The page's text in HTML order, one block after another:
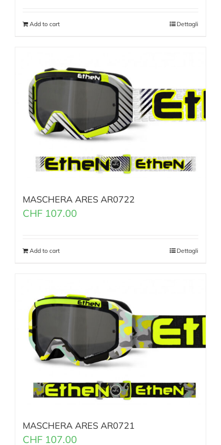
Add to cart Dettagli
MASCHERA ARES AR0722
CHF 107.00
Add to cart Dettagli
MASCHERA ARES AR0721
CHF 107.00